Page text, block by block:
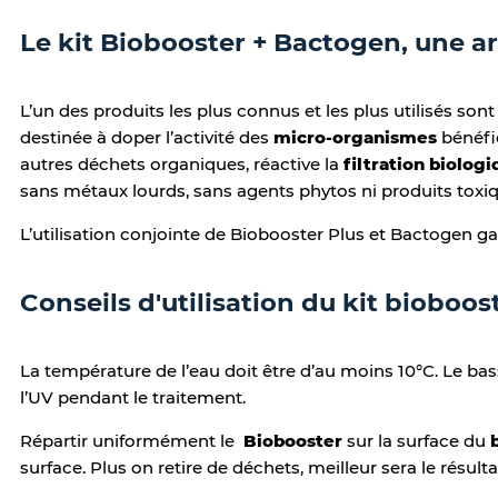
Le kit Biobooster + Bactogen, une
L’un des produits les plus connus et les plus utilisés
destinée à doper l’activité des micro-organismes
autres déchets organiques, réactive la filtration
sans métaux lourds, sans agents phytos ni produits
L’utilisation conjointe de Biobooster Plus et Bactogen
Conseils d'utilisation du kit
La température de l’eau doit être d’au moins 10°C. Le
l’UV pendant le traitement.
Répartir uniformément le Biobooster sur la surface du
surface. Plus on retire de déchets, meilleur sera le